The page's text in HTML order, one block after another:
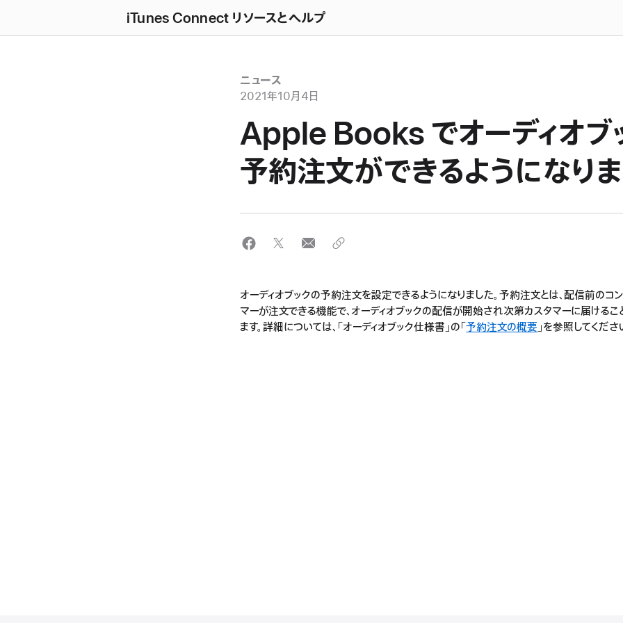
iTunes Connect リソースとヘルプ
ニュース
2021年10月4日
Apple Books でオーディオブ
予約注文ができるようになり
オーディオブックの予約注文を設定できるようになりました。予約注文とは、配信前のコ
マーが注文できる機能で、オーディオブックの配信が開始され次第カスタマーに届けるこ
ます。詳細については、「オーディオブック仕様書」の「予約注文の概要」を参照してくださ